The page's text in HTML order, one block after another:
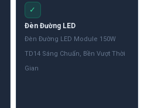
✓
Đèn Đường LED
Đèn Đường LED Module 150W
TD14 Sáng Chuẩn, Bền Vượt Thời
Gian